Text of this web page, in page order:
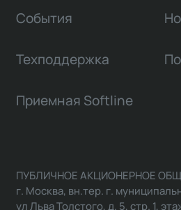
События
Техподдержка
Приемная Softline
ПУБЛИЧНОЕ АКЦИОНЕРНОЕ
г. Москва, вн.тер. г.
ул Льва Толстого, д. 5, стр. 1,